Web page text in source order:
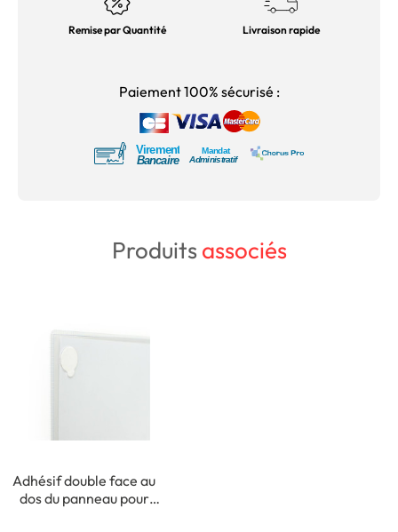
Remise par Quantité Livraison rapide
Paiement 100% sécurisé :
Produitsassociés
Adhésif double face au
dos du panneau pour